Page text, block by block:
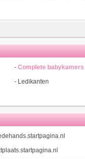
- Complete babykamers
- Ledikanten